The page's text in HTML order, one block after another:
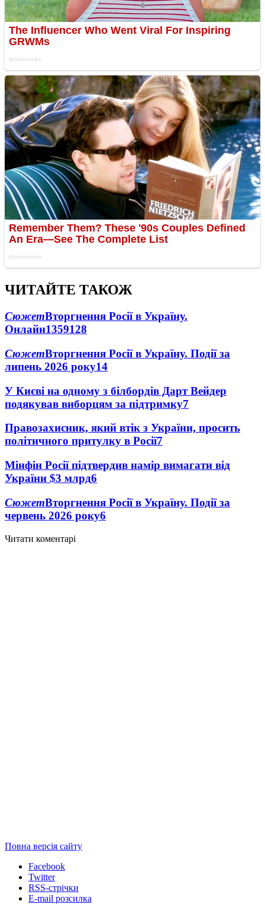
ЧИТАЙТЕ ТАКОЖ
СюжетВторгнення Росії в Україну.
Онлайн1359128
СюжетВторгнення Росії в Україну. Події за
липень 2026 року14
У Києві на одному з білбордів Дарт Вейдер
подякував виборцям за підтримку7
Правозахисник, який втік з України, просить
політичного притулку в Росії7
Мінфін Росії підтвердив намір вимагати від
України $3 млрд6
СюжетВторгнення Росії в Україну. Події за
червень 2026 року6
Читати коментарі
Повна версія сайту
Facebook
Twitter
RSS-стрічки
E-mail розсилка